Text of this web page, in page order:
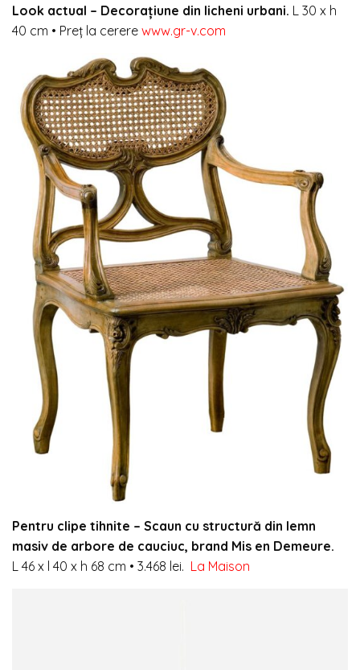
Look actual – Decorațiune din licheni urbani. L 30 x h
40 cm • Preț la cerere www.gr-v.com
Pentru clipe tihnite – Scaun cu structură din lemn
masiv de arbore de cauciuc, brand Mis en Demeure.
L 46 x l 40 x h 68 cm • 3.468 lei. La Maison